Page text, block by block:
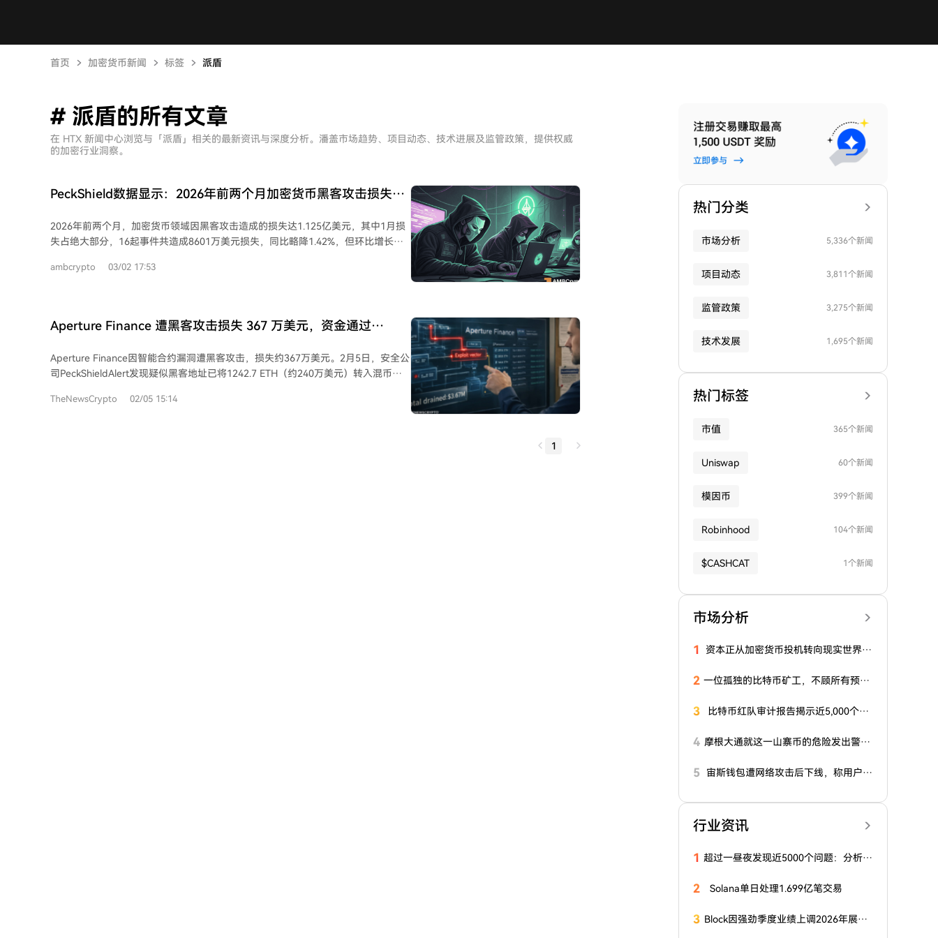
首页 加密货币新闻 标签 派盾
# 派盾的所有文章
在 HTX 新闻中心浏览与「派盾」相关的最新资讯与深度分析。潘盖市场趋势、项目动态、技术进展及监管政策，提供权威
的加密行业洞察。
PeckShield数据显示：2026年前两个月加密货币黑客攻击损失达
2026年前两个月，加密货币领域因黑客攻击造成的损失达1.125亿美元，其中1月损
失占绝大部分，16起事件共造成8601万美元损失，同比略降1.42%，但环比增长
SwapNet（1330万美元）等大型协议漏洞。此外，1月网络钓鱼相关损失超过3亿美
YieldBlox DAO（1000万美元）和IoTeX桥（880万美元）。 总体来看，损失呈现高
度集中和波动性特点，系统性风险仍未解决，尤其在跨链和DeFi领域。
ambcrypto 03/02 17:53
Aperture Finance 遭黑客攻击损失 367 万美元，资金通过
Aperture Finance因智能合约漏洞遭黑客攻击，损失约367万美元。2月5日，安全公
司PeckShieldAlert发现疑似黑客地址已将1242.7 ETH（约240万美元）转入混币器
版本合约。攻击者利用合约审批机制和函数调用的缺陷盗取资金。Aperture
TheNewsCrypto 02/05 15:14
1
热门分类
市场分析 5,336个新闻
项目动态 3,811个新闻
监管政策 3,275个新闻
技术发展 1,695个新闻
热门标签
市值 365个新闻
Uniswap 60个新闻
模因币 399个新闻
Robinhood 104个新闻
$CASHCAT 1个新闻
市场分析
1
资本正从加密货币投机转向现实世界资
2 一位孤独的比特币矿工，不顾所有预
3
比特币红队审计报告揭示近5,000个安
4 摩根大通就这一山寨币的危险发出警
5
宙斯钱包遭网络攻击后下线，称用户资
行业资讯
1 超过一昼夜发现近5000个问题：分析师
2 Solana单日处理1.699亿笔交易
3 Block因强劲季度业绩上调2026年展